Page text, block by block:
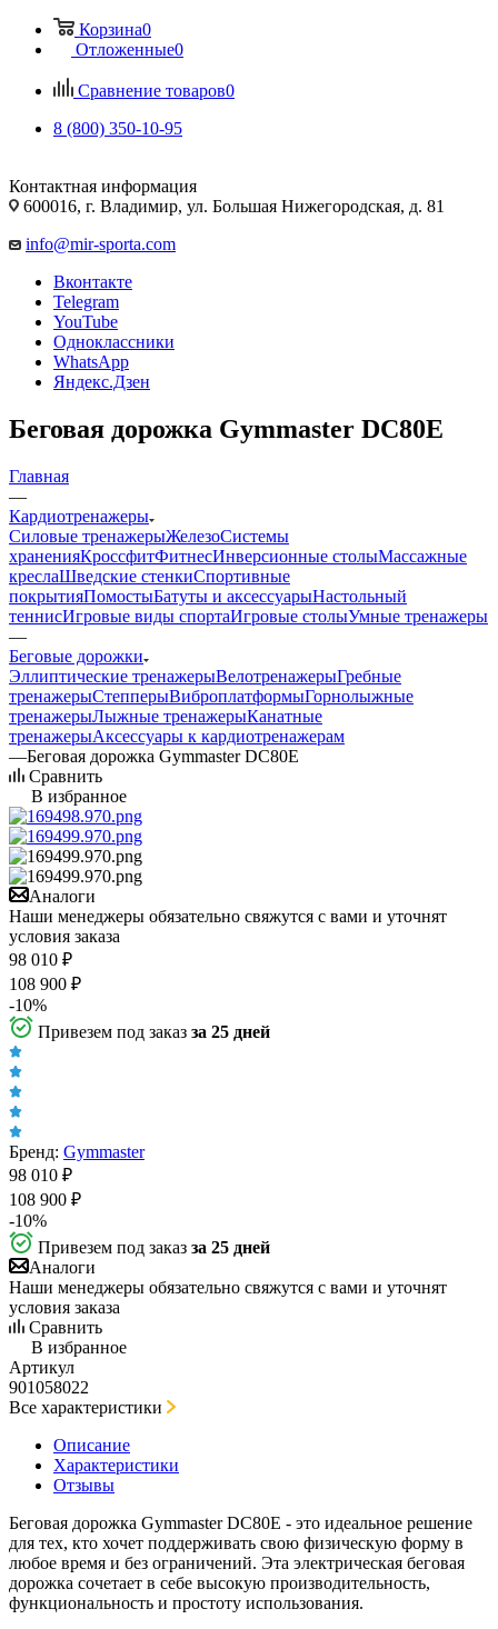
Корзина0
Отложенные0
Сравнение товаров0
8 (800) 350-10-95
Контактная информация
600016, г. Владимир, ул. Большая Нижегородская, д. 81
info@mir-sporta.com
Вконтакте
Telegram
YouTube
Одноклассники
WhatsApp
Яндекс.Дзен
Беговая дорожка Gymmaster DC80E
Главная
—
Кардиотренажеры
Силовые тренажерыЖелезоСистемы
храненияКроссфитФитнесИнверсионные столыМассажные
креслаШведские стенкиСпортивные
покрытияПомостыБатуты и аксессуарыНастольный
теннисИгровые виды спортаИгровые столыУмные тренажеры
—
Беговые дорожки
Эллиптические тренажерыВелотренажерыГребные
тренажерыСтепперыВиброплатформыГорнолыжные
тренажерыЛыжные тренажерыКанатные
тренажерыАксессуары к кардиотренажерам
—Беговая дорожка Gymmaster DC80E
Сравнить
В избранное
Аналоги
Наши менеджеры обязательно свяжутся с вами и уточнят
условия заказа
98 010 ₽
108 900 ₽
-10%
Привезем под заказ за 25 дней
Бренд: Gymmaster
98 010 ₽
108 900 ₽
-10%
Привезем под заказ за 25 дней
Аналоги
Наши менеджеры обязательно свяжутся с вами и уточнят
условия заказа
Сравнить
В избранное
Артикул
901058022
Все характеристики
Описание
Характеристики
Отзывы
Беговая дорожка Gymmaster DC80E - это идеальное решение
для тех, кто хочет поддерживать свою физическую форму в
любое время и без ограничений. Эта электрическая беговая
дорожка сочетает в себе высокую производительность,
функциональность и простоту использования.